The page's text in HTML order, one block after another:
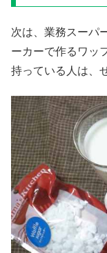
次は、業務スーパ
ーカーで作るワッ
持っている人は、